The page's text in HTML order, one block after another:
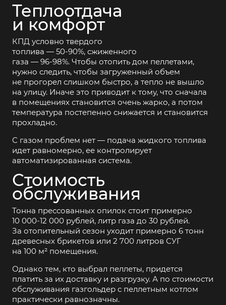
Теплоотдача
и комфорт
КПД условно твердого
топлива — 50-90%, сжиженного
газа — 96-98%. Чтобы отопить дом пеллетами,
нужно следить, чтобы загруженный объем
не прогорел слишком быстро, а тепло не вышло
на улицу. Иначе это приводит к тому, что сначала
в помещениях становится очень жарко, а потом
температура постепенно снижается и становится
прохладно.
С газом проблем нет — подача жидкого топлива
идет равномерно, ее контролирует
автоматизированная система.
Стоимость
обслуживания
Тонна прессованных опилок стоит примерно
10 000-12 000 рублей, литр газа до 30 рублей.
За отопительный сезон уходит примерно 6 тонн
древесных брикетов или 2 700 литров СУГ
на 100 м² помещения.
Однако тем, кто выбрал пеллеты, придется
платить за их доставку и разгрузку. А по стоимости
обслуживания газгольдер с пеллетным котлом
практически равнозначны.